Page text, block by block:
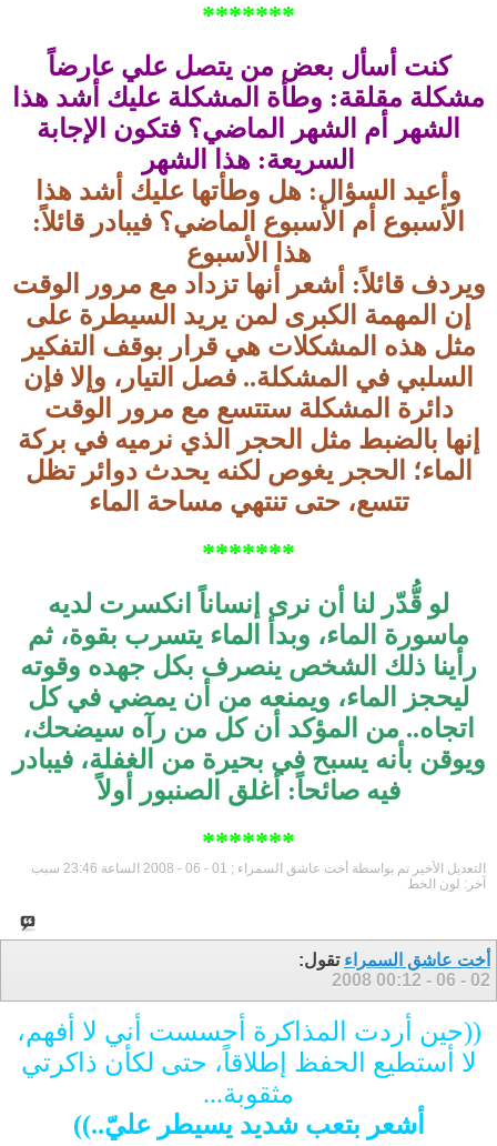
*******
كنت أسأل بعض من يتصل علي عارضاً
مشكلة مقلقة: وطأة المشكلة عليك أشد هذا
الشهر أم الشهر الماضي؟ فتكون الإجابة
السريعة: هذا الشهر
وأعيد السؤال: هل وطأتها عليك أشد هذا
الأسبوع أم الأسبوع الماضي؟ فيبادر قائلاً:
هذا الأسبوع
ويردف قائلاً: أشعر أنها تزداد مع مرور الوقت
إن المهمة الكبرى لمن يريد السيطرة على
مثل هذه المشكلات هي قرار بوقف التفكير
السلبي في المشكلة.. فصل التيار، وإلا فإن
دائرة المشكلة ستتسع مع مرور الوقت
إنها بالضبط مثل الحجر الذي نرميه في بركة
الماء؛ الحجر يغوص لكنه يحدث دوائر تظل
تتسع، حتى تنتهي مساحة الماء
*******
لو قُّدّر لنا أن نرى إنساناً انكسرت لديه
ماسورة الماء، وبدأ الماء يتسرب بقوة، ثم
رأينا ذلك الشخص ينصرف بكل جهده وقوته
ليحجز الماء، ويمنعه من أن يمضي في كل
اتجاه.. من المؤكد أن كل من رآه سيضحك،
ويوقن بأنه يسبح في بحيرة من الغفلة، فيبادر
فيه صائحاً: أغلق الصنبور أولاً
*******
التعديل الأخير تم بواسطة أخت عاشق السمراء ; 01 - 06 - 2008 الساعة 23:46 سبب
آخر: لون الخط
أخت عاشق السمراء تقول:
02 - 06 - 2008
00:12
((حين أردت المذاكرة أحسست أني لا أفهم،
لا أستطيع الحفظ إطلاقاً، حتى لكأن ذاكرتي
مثقوبة...
أشعر بتعب شديد يسيطر عليّ..))